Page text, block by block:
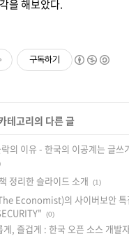
을 해보았다.
구독하기
테고리의 다른 글
의 이유 - 한국의 이공계는 글쓰
정리한 슬라이드 소개
(1)
Economist)의 사이버보안 특
(0)
, 즐겁게 : 한국 오픈 소스 개발